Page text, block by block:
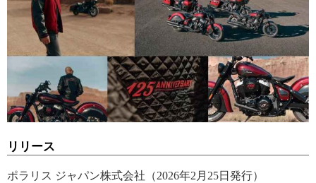
リリース
ポラリス ジャパン株式会社（2026年2月25日発行）